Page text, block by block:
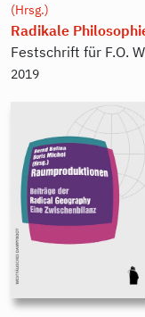
(Hrsg.)
Radikale
Festschrift für F.O.
2019